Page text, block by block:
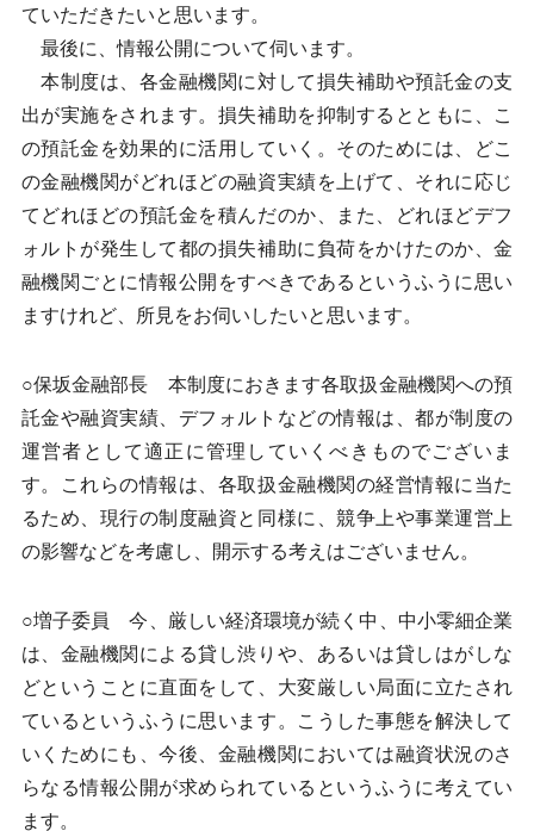
ていただきたいと思います。
最後に、情報公開について伺います。
本制度は、各金融機関に対して損失補助や預託金の支
出が実施をされます。損失補助を抑制するとともに、こ
の預託金を効果的に活用していく。そのためには、どこ
の金融機関がどれほどの融資実績を上げて、それに応じ
てどれほどの預託金を積んだのか、また、どれほどデフ
ォルトが発生して都の損失補助に負荷をかけたのか、金
融機関ごとに情報公開をすべきであるというふうに思い
ますけれど、所見をお伺いしたいと思います。
○保坂金融部長 本制度におきます各取扱金融機関への預
託金や融資実績、デフォルトなどの情報は、都が制度の
運営者として適正に管理していくべきものでございま
す。これらの情報は、各取扱金融機関の経営情報に当た
るため、現行の制度融資と同様に、競争上や事業運営上
の影響などを考慮し、開示する考えはございません。
○増子委員 今、厳しい経済環境が続く中、中小零細企業
は、金融機関による貸し渋りや、あるいは貸しはがしな
どということに直面をして、大変厳しい局面に立たされ
ているというふうに思います。こうした事態を解決して
いくためにも、今後、金融機関においては融資状況のさ
らなる情報公開が求められているというふうに考えてい
ます。